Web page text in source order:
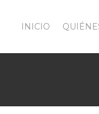
INICIO